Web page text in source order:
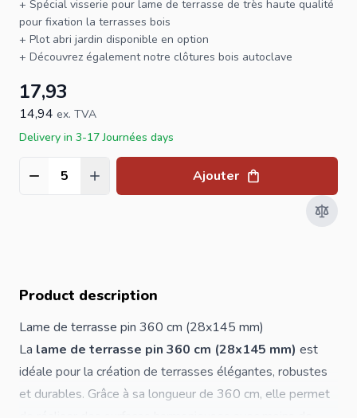
+ Spécial visserie pour lame de terrasse de très haute qualité
pour fixation la terrasses bois
+ Plot abri jardin disponible en option
+ Découvrez également notre clôtures bois autoclave
17,93
14,94 ex. TVA
Delivery in 3-17 Journées days
Quantité Ajouter
Product description
Lame de terrasse pin 360 cm (28x145 mm)
La lame de terrasse pin 360 cm (28x145 mm) est
idéale pour la création de terrasses élégantes, robustes
et durables. Grâce à sa longueur de 360 cm, elle permet